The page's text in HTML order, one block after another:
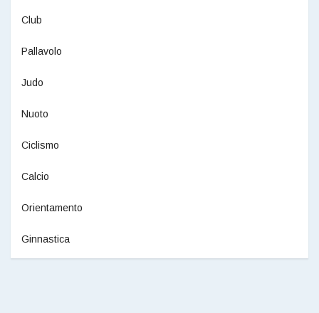
Club
Pallavolo
Judo
Nuoto
Ciclismo
Calcio
Orientamento
Ginnastica